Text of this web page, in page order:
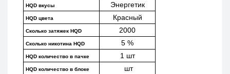
HQD вкусы Энергетик
HQD цвета Красный
Сколько затяжек HQD 2000
Сколько никотина HQD 5 %
HQD количество в пачке 1 шт
HQD количество в блоке шт